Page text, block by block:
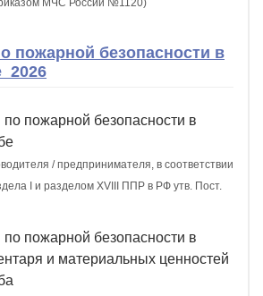
МЧС России №1120)
пожарной безопасности в
2026
по пожарной безопасности в
/ предпринимателя, в соответствии
I и разделом XVIII ППР в РФ утв. Пост.
по пожарной безопасности в
и материальных ценностей